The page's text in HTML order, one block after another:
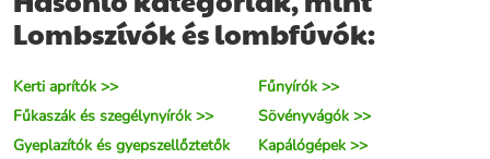
Lombszívók és lombfúvók:
Kerti aprítók >>
Fűnyírók >>
Fűkaszák és szegélynyírók >>
Sövényvágók >>
Gyeplazítók és gyepszellőztetők
Kapálógépek >>